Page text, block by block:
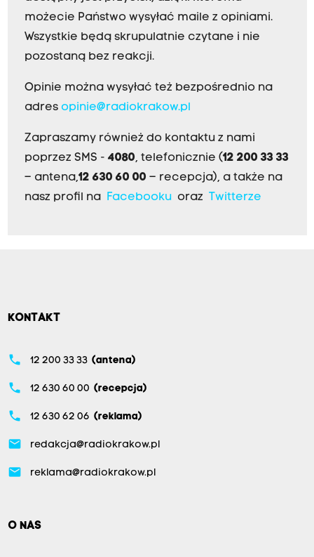
możecie Państwo wysyłać maile z opiniami.
Wszystkie będą skrupulatnie czytane i nie
pozostaną bez reakcji.
Opinie można wysyłać też bezpośrednio na
adres opinie@radiokrakow.pl
Zapraszamy również do kontaktu z nami
poprzez SMS - 4080, telefonicznie (12 200 33 33
– antena,12 630 60 00 – recepcja), a także na
nasz profil na Facebookuoraz Twitterze
KONTAKT
phone 12 200 33 33 (antena)
phone 12 630 60 00 (recepcja)
phone 12 630 62 06 (reklama)
email redakcja@radiokrakow.pl
email reklama@radiokrakow.pl
O NAS